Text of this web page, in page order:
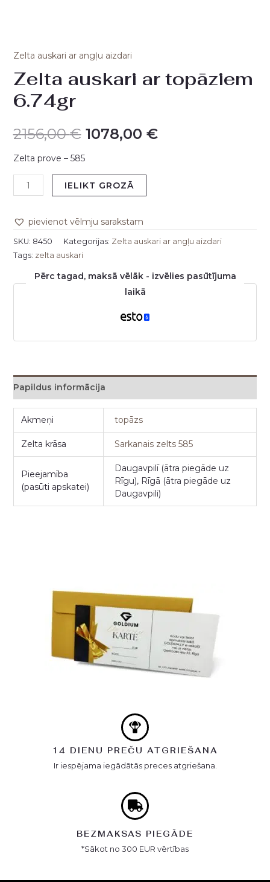
Zelta auskari ar angļu aizdari
Zelta auskari ar topāziem
6.74gr
2156,00€ 1078,00 €
Zelta prove – 585
IELIKT GROZĀ
pievienot vēlmju sarakstam
SKU: 8450 Kategorijas: Zelta auskari ar angļu aizdari
Tags: zelta auskari
Pērc tagad, maksā vēlāk - izvēlies pasūtījuma
laikā
Papildus informācija
Akmeņi topāzs
Zelta krāsa Sarkanais zelts 585
Pieejamība
(pasūti apskatei)
Daugavpilī (ātra piegāde uz
Rīgu), Rīgā (ātra piegāde uz
Daugavpili)
14 DIENU PREČU ATGRIEŠANA
Ir iespējama iegādātās preces atgriešana.
BEZMAKSAS PIEGĀDE
*Sākot no 300 EUR vērtības